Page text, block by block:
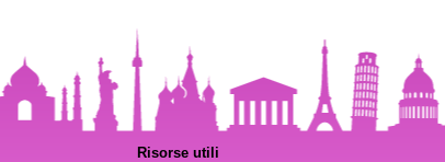
Risorse utili